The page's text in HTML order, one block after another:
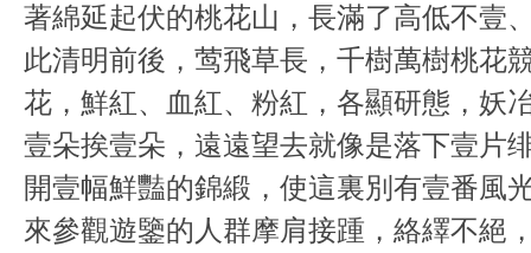
著綿延起伏的桃花山，長滿了高低不壹
此清明前後，莺飛草長，千樹萬樹桃花
花，鮮紅、血紅、粉紅，各顯研態，妖
壹朵挨壹朵，遠遠望去就像是落下壹片
開壹幅鮮豔的錦緞，使這裏別有壹番風
來參觀遊鑒的人群摩肩接踵，絡繹不絕